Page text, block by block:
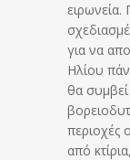
ειρωνεία.
για να
Ηλίου
θα
περιοχές
από